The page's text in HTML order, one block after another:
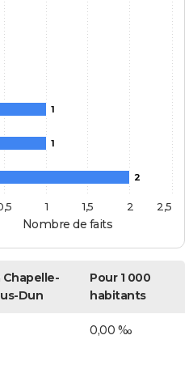
Nombre de faits
1
1
2
1 1,5 2 2,5
Chapelle-
Dun
Pour 1 000
habitants
0,00 ‰